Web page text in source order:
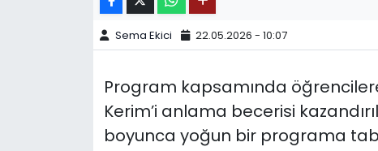
Sema Ekici 22.05.2026 - 10:07
Program kapsamında
Kerim’i anlama becerisi
boyunca yoğun bir programa